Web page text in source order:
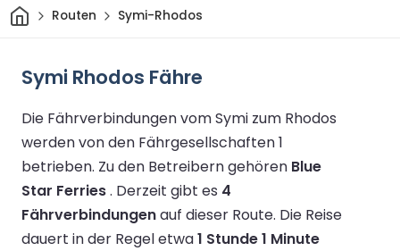
HeimRouten Symi-Rhodos
Symi Rhodos Fähre
Die Fährverbindungen vom Symi zum Rhodos
werden von den Fährgesellschaften 1
betrieben. Zu den Betreibern gehören Blue
Star Ferries. Derzeit gibt es 4
Fährverbindungenauf dieser Route. Die Reise
dauert in der Regel etwa1 Stunde 1 Minute